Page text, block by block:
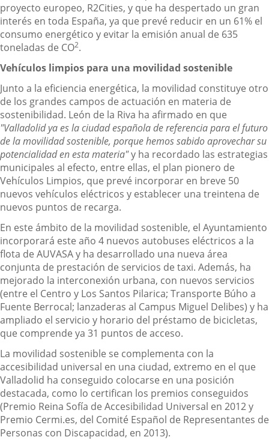
proyecto europeo, R2Cities, y que ha despertado un gran
interés en toda España, ya que prevé reducir en un 61% el
consumo energético y evitar la emisión anual de 635
toneladas de CO2.
Vehículos limpios para una movilidad sostenible
Junto a la eficiencia energética, la movilidad constituye otro
de los grandes campos de actuación en materia de
sostenibilidad. León de la Riva ha afirmado en que
"Valladolid ya es la ciudad española de referencia para el futuro
de la movilidad sostenible, porque hemos sabido aprovechar su
potencialidad en esta materia"y ha recordado las estrategias
municipales al efecto, entre ellas, el plan pionero de
Vehículos Limpios, que prevé incorporar en breve 50
nuevos vehículos eléctricos y establecer una treintena de
nuevos puntos de recarga.
En este ámbito de la movilidad sostenible, el Ayuntamiento
incorporará este año 4 nuevos autobuses eléctricos a la
flota de AUVASA y ha desarrollado una nueva área
conjunta de prestación de servicios de taxi. Además, ha
mejorado la interconexión urbana, con nuevos servicios
(entre el Centro y Los Santos Pilarica; Transporte Búho a
Fuente Berrocal; lanzaderas al Campus Miguel Delibes) y ha
ampliado el servicio y horario del préstamo de bicicletas,
que comprende ya 31 puntos de acceso.
La movilidad sostenible se complementa con la
accesibilidad universal en una ciudad, extremo en el que
Valladolid ha conseguido colocarse en una posición
destacada, como lo certifican los premios conseguidos
(Premio Reina Sofía de Accesibilidad Universal en 2012 y
Premio Cermi.es, del Comité Español de Representantes de
Personas con Discapacidad, en 2013).